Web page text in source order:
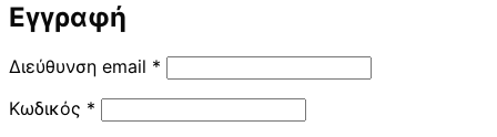
Εγγραφή
Διεύθυνση email *
Κωδικός *